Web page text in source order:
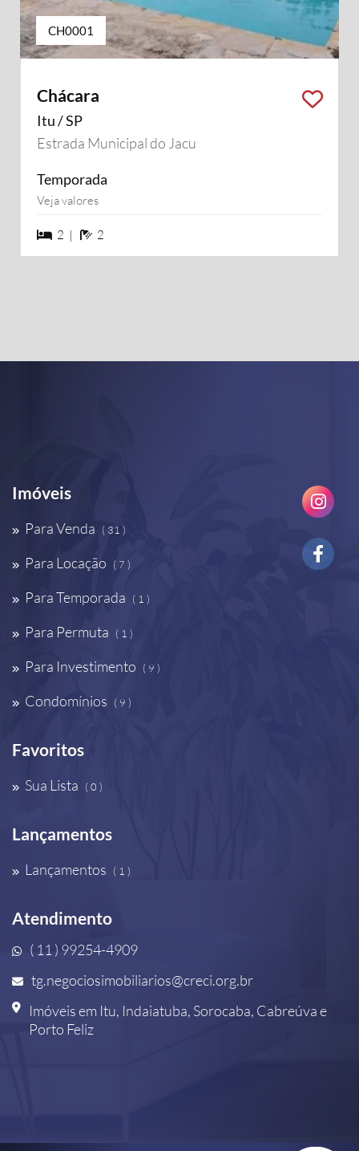
CH0001
Chácara
Itu / SP
Estrada Municipal do Jacu
Temporada
Veja valores
2 dormiórios
2 | 2 banheiros
2
Imóveis
Para Venda ( 31 )
Para Locação ( 7 )
Para Temporada ( 1 )
Para Permuta ( 1 )
Para Investimento ( 9 )
Condomínios ( 9 )
Favoritos
Sua Lista ( 0 )
Lançamentos
Lançamentos ( 1 )
Atendimento
( 11 ) 99254-4909
tg.negociosimobiliarios@creci.org.br
Imóveis em Itu, Indaiatuba, Sorocaba, Cabreúva e
Porto Feliz